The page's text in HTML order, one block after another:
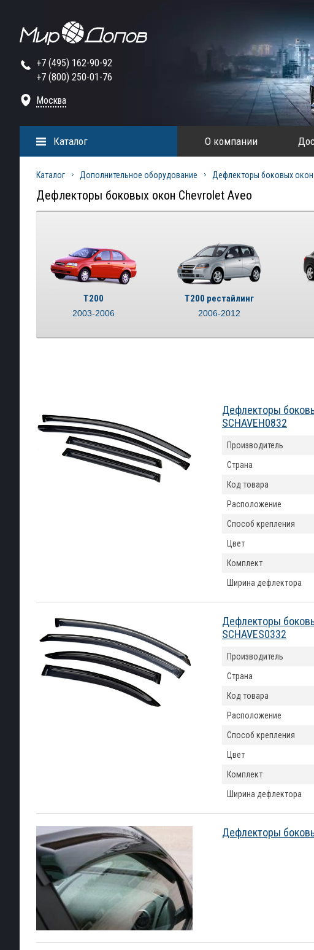
+7 (495) 162-90-92
+7 (800) 250-01-76
Москва
О компании
Каталог
Каталог Дополнительное оборудование Дефлекторы боковых окон
Дефлекторы боковых окон Chevrolet Aveo
T200
2003-2006
T200 рестайлинг
2006-2012
Дефлекторы
SCHAVEH0832
Производитель
Страна
Код товара
Расположение
Способ крепления
Цвет
Комплект
Ширина дефлектора
Дефлекторы
SCHAVES0332
Производитель
Страна
Код товара
Расположение
Способ крепления
Цвет
Комплект
Ширина дефлектора
Дефлекторы